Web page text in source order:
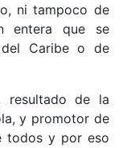
ni tampoco de
entera que se
Caribe o de
resultado de la
y promotor de
todos y por eso